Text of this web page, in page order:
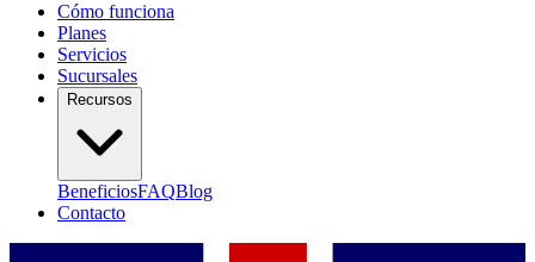
Cómo funciona
Planes
Servicios
Sucursales
Recursos
BeneficiosFAQBlog
Contacto